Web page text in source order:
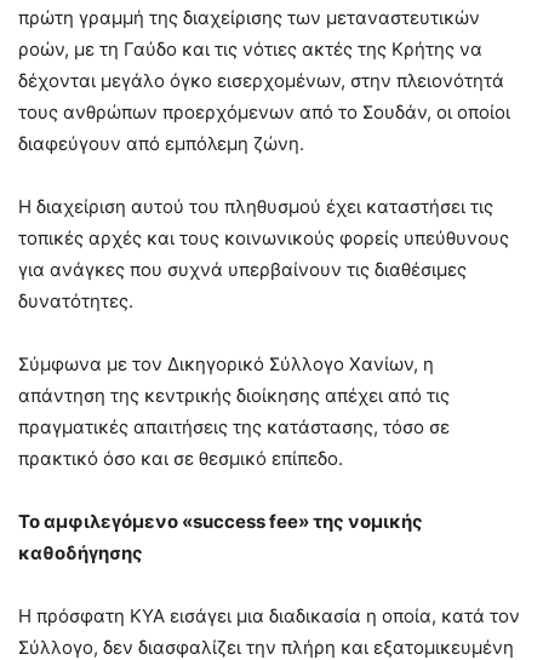
πρώτη γραμμή της διαχείρισης των μεταναστευτικών
ροών, με τη Γαύδο και τις νότιες ακτές της Κρήτης να
δέχονται μεγάλο όγκο εισερχομένων, στην πλειονότητά
τους ανθρώπων προερχόμενων από το Σουδάν, οι οποίοι
διαφεύγουν από εμπόλεμη ζώνη.
Η διαχείριση αυτού του πληθυσμού έχει καταστήσει τις
τοπικές αρχές και τους κοινωνικούς φορείς υπεύθυνους
για ανάγκες που συχνά υπερβαίνουν τις διαθέσιμες
δυνατότητες.
Σύμφωνα με τον Δικηγορικό Σύλλογο Χανίων, η
απάντηση της κεντρικής διοίκησης απέχει από τις
πραγματικές απαιτήσεις της κατάστασης, τόσο σε
πρακτικό όσο και σε θεσμικό επίπεδο.
Το αμφιλεγόμενο «success fee» της νομικής
καθοδήγησης
Η πρόσφατη ΚΥΑ εισάγει μια διαδικασία η οποία, κατά τον
Σύλλογο, δεν διασφαλίζει την πλήρη και εξατομικευμένη